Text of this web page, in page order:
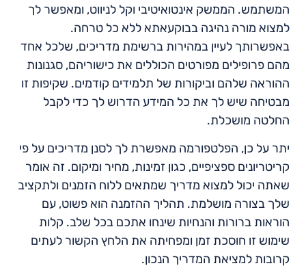
המשתמש. הממשק אינטואיטיבי וקל לניווט, ומאפשר לך
למצוא מורה נהיגה בבוקעאתא ללא כל טרחה.
באפשרותך לעיין במהירות ברשימת מדריכים, שלכל אחד
מהם פרופילים מפורטים הכוללים את כישוריהם, סגנונות
ההוראה שלהם וביקורות של תלמידים קודמים. שקיפות זו
מבטיחה שיש לך את כל המידע הדרוש לך כדי לקבל
החלטה מושכלת.
יתר על כן, הפלטפורמה מאפשרת לך לסנן מדריכים על פי
קריטריונים ספציפיים, כגון זמינות, מחיר ומיקום. זה אומר
שאתה יכול למצוא מדריך שמתאים ללוח הזמנים ולתקציב
שלך בצורה מושלמת. תהליך ההזמנה הוא פשוט, עם
הוראות ברורות והנחיות שינחו אתכם בכל שלב. קלות
שימוש זו חוסכת זמן ומפחיתה את הלחץ הקשור לעתים
קרובות למציאת המדריך הנכון.